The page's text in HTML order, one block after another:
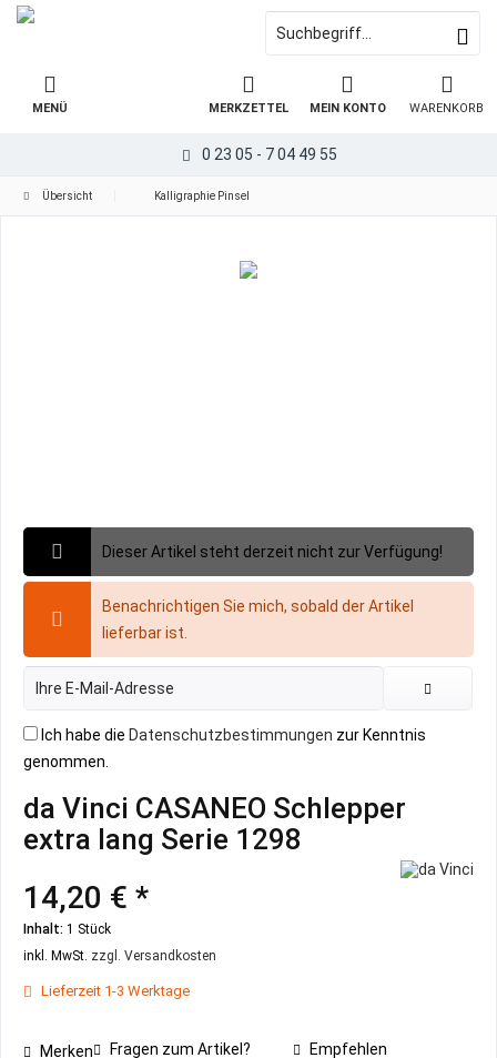
0 23 05 - 7 04 49 55
WARENKORB
MERKZETTEL MEIN KONTO
MENÜ
Übersicht Kalligraphie Pinsel
Dieser Artikel steht derzeit nicht zur Verfügung!
Benachrichtigen Sie mich, sobald der Artikel
lieferbar ist.
Ich habe die Datenschutzbestimmungen zur Kenntnis
genommen.
da Vinci CASANEO Schlepper
extra lang Serie 1298
14,20 € *
Inhalt: 1 Stück
inkl. MwSt. zzgl. Versandkosten
Lieferzeit 1-3 Werktage
Merken Fragen zum Artikel? Empfehlen